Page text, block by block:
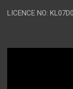
LICENCE NO: